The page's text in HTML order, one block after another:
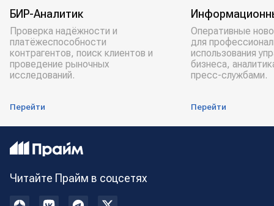
БИР-Аналитик
Проверка надёжности и
платёжеспособности
контрагентов, поиск клиентов и
проведение рыночных
исследований.
Перейти
Оперативные
для
использования
бизнеса,
пресс-службами.
Перейти
Читайте Прайм в соцсетях